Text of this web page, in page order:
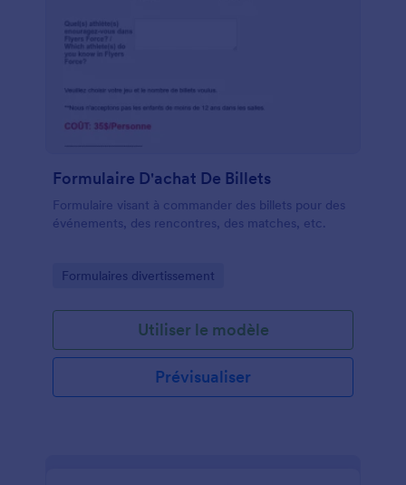
Formulaire D'achat De Billets
Formulaire visant à commander des billets pour des
événements, des rencontres, des matches, etc.
Go to Category:
Formulaires divertissement
Utiliser le modèle
Prévisualiser